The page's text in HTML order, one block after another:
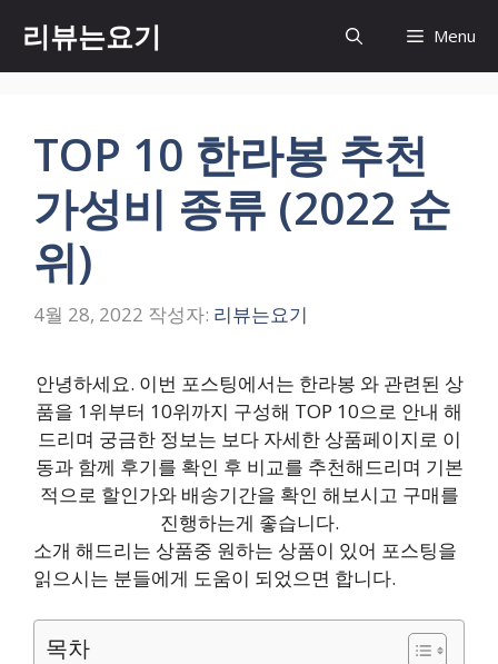
츠
리뷰는요기 Menu
TOP 10 한라봉 추천
가성비 종류 (2022 순
위)
4월 28, 2022 작성자: 리뷰는요기
안녕하세요. 이번 포스팅에서는 한라봉 와 관련된 상
품을 1위부터 10위까지 구성해 TOP 10으로 안내 해
드리며 궁금한 정보는 보다 자세한 상품페이지로 이
동과 함께 후기를 확인 후 비교를 추천해드리며 기본
적으로 할인가와 배송기간을 확인 해보시고 구매를
진행하는게 좋습니다.
소개 해드리는 상품중 원하는 상품이 있어 포스팅을
읽으시는 분들에게 도움이 되었으면 합니다.
목차